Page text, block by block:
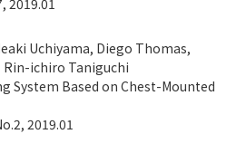
Uchiyama, Diego Thomas,
Rin-ichiro Taniguchi
System Based on Chest-Mounted
2019.01